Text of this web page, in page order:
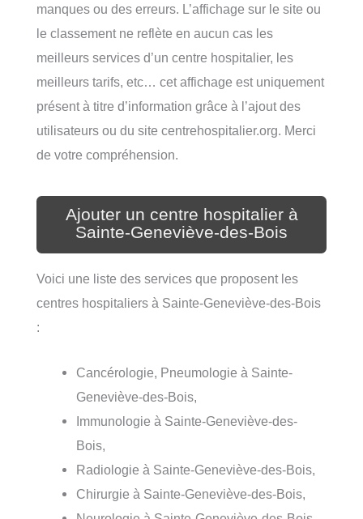
manques ou des erreurs. L’affichage sur le site ou
le classement ne reflète en aucun cas les
meilleurs services d’un centre hospitalier, les
meilleurs tarifs, etc… cet affichage est uniquement
présent à titre d’information grâce à l’ajout des
utilisateurs ou du site centrehospitalier.org. Merci
de votre compréhension.
Ajouter un centre hospitalier à
Sainte-Geneviève-des-Bois
Voici une liste des services que proposent les
centres hospitaliers à Sainte-Geneviève-des-Bois
:
Cancérologie, Pneumologie à Sainte-
Geneviève-des-Bois,
Immunologie à Sainte-Geneviève-des-
Bois,
Radiologie à Sainte-Geneviève-des-Bois,
Chirurgie à Sainte-Geneviève-des-Bois,